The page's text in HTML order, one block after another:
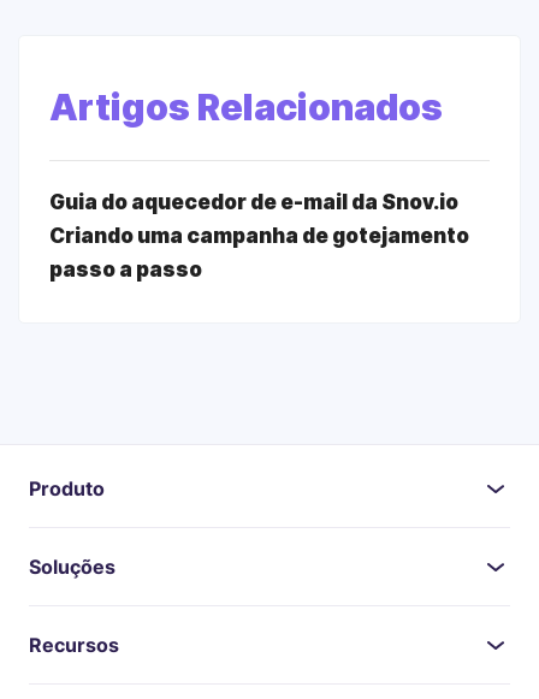
Artigos Relacionados
Guia do aquecedor de e-mail da Snov.io
Criando uma campanha de gotejamento
passo a passo
Produto
Soluções
Recursos